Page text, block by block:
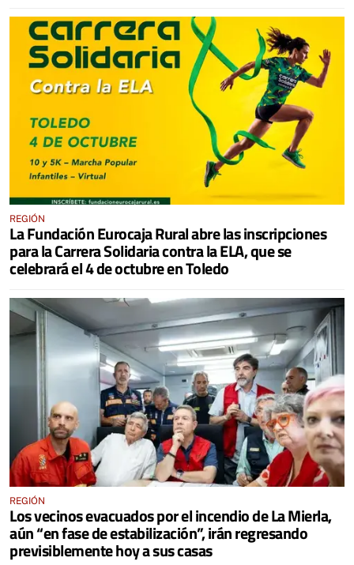
REGIÓN
La Fundación Eurocaja Rural abre las inscripciones
para la Carrera Solidaria contra la ELA, que se
celebrará el 4 de octubre en Toledo
REGIÓN
Los vecinos evacuados por el incendio de La Mierla,
aún “en fase de estabilización”, irán regresando
previsiblemente hoy a sus casas